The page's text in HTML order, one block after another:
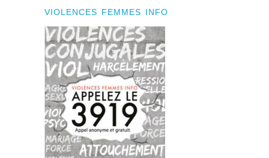
VIOLENCES FEMMES INFO